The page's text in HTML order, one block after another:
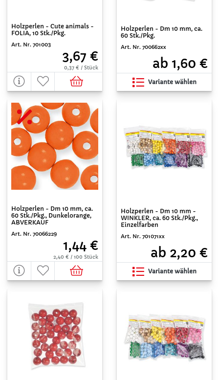
Holzperlen - Cute animals -
FOLIA, 10 Stk./Pkg.
Art. Nr. 701003
3,67 €
0,37 € / Stück
Holzperlen - Dm 10 mm, ca.
60 Stk./Pkg.
Art. Nr. 700662xx
ab 1,60 €
Variante wählen
Holzperlen - Dm 10 mm, ca.
60 Stk./Pkg., Dunkelorange,
ABVERKAUF
Art. Nr. 70066229
1,44 €
2,40 € / 100 Stück
Holzperlen - Dm 10 mm -
WINKLER, ca. 60 Stk./Pkg.,
Einzelfarben
Art. Nr. 701071xx
ab 2,20 €
Variante wählen